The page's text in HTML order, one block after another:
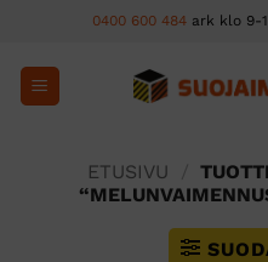
content
0400 600 484 ark klo 9-
ETUSIVU